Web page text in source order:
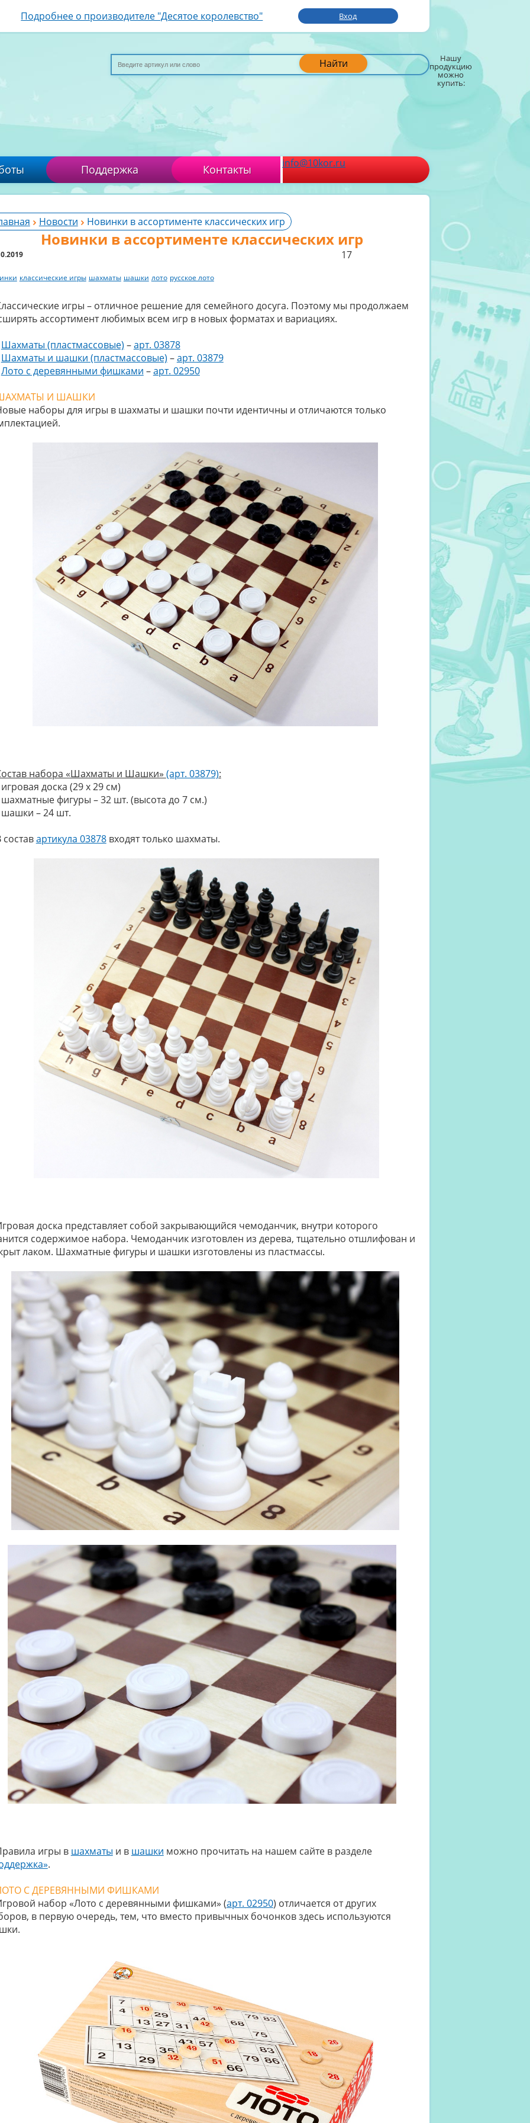
Подробнее о производителе "Десятое королевство" Вход
Найти Нашу
продукцию
можно
купить:
Поддержка Контакты info@10kor.ru
Новости Новинки в ассортименте классических игр
Новинки в ассортименте классических игр
17
классические игры шахматы шашки лото русское лото
игры – отличное решение для семейного досуга. Поэтому мы продолжаем
ассортимент любимых всем игр в новых форматах и вариациях.
Шахматы (пластмассовые) –арт. 03878
Шахматы и шашки (пластмассовые) –арт. 03879
Лото с деревянными фишками –арт. 02950
И ШАШКИ
наборы для игры в шахматы и шашки почти идентичны и отличаются только
набора «Шахматы и Шашки» (арт. 03879):
игровая доска (29 х 29 см)
шахматные фигуры – 32 шт. (высота до 7 см.)
шашки – 24 шт.
составартикула 03878входят только шахматы.
доска представляет собой закрывающийся чемоданчик, внутри которого
содержимое набора. Чемоданчик изготовлен из дерева, тщательно отшлифован и
лаком. Шахматные фигуры и шашки изготовлены из пластмассы.
игры в шахматы и в шашки можно прочитать на нашем сайте в разделе
.
С ДЕРЕВЯННЫМИ ФИШКАМИ
набор «Лото с деревянными фишками» (арт. 02950) отличается от других
в первую очередь, тем, что вместо привычных бочонков здесь используются